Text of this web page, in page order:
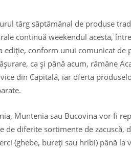
târg săptămânal de produse
continuă weekendul acesta,
ediţie, conform unui comunicat de
ca şi până acum, rămâne
din Capitală, iar oferta
Muntenia sau Bucovina vor fi
de diferite sortimente de zacuscă,
(ghebe, bureţi sau hribi) până la